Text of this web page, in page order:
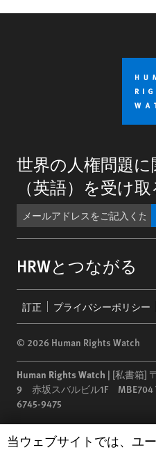
世界の人権問題
（英語）を受け取
HRWとつながる
menu
訂正 プライバシーポリシー
© 2026 Human Rights Watch
Human Rights Watch | [私書箱]
9 赤坂スバルビル1F MBE704
6745-9475
under EIN: 13-2875808
Human Rights Watch
当ウェブサイトでは、ユ